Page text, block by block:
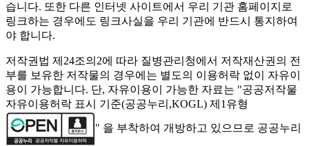
습니다. 또한 다른 인터넷 사이트에서 우리 기관 홈페이지로
링크하는 경우에도 링크사실을 우리 기관에 반드시 통지하여
야 합니다.
저작권법 제24조의2에 따라 질병관리청에서 저작재산권의 전
부를 보유한 저작물의 경우에는 별도의 이용허락 없이 자유이
용이 가능합니다. 단, 자유이용이 가능한 자료는 "공공저작물
자유이용허락 표시 기준(공공누리,KOGL) 제1유형
" 을 부착하여 개방하고 있으므로 공공누리